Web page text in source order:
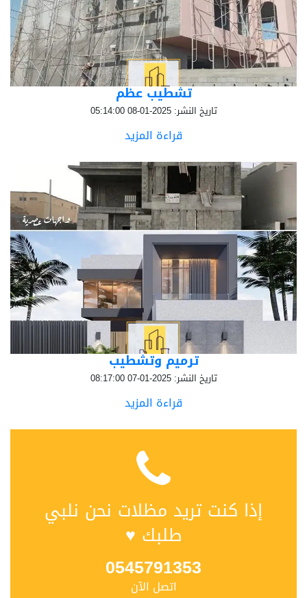
تشطيب عظم
تاريخ النشر: 2025-01-08 05:14:00
قراءة المزيد
ترميم وتشطيب
تاريخ النشر: 2025-01-07 08:17:00
قراءة المزيد
إذا كنت تريد مظلات نحن نلبي
طلبك ♥
0545791353
اتصل الآن